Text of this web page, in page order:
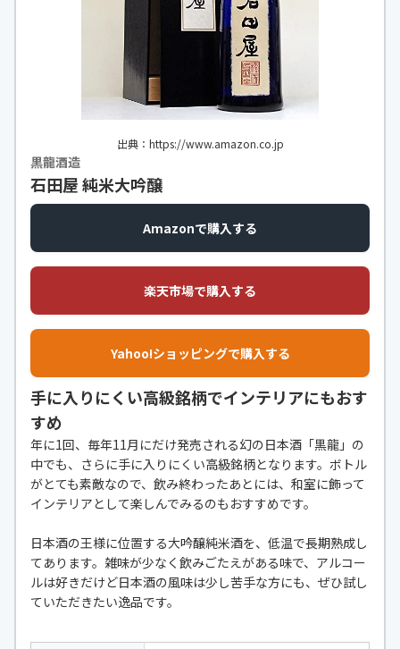
出典：https://www.amazon.co.jp
黒龍酒造
石田屋 純米大吟醸
Amazonで購入する
楽天市場で購入する
Yahoo!ショッピングで購入する
手に入りにくい高級銘柄でインテリアにもおす
すめ
年に1回、毎年11月にだけ発売される幻の日本酒「黒龍」の
中でも、さらに手に入りにくい高級銘柄となります。ボトル
がとても素敵なので、飲み終わったあとには、和室に飾って
インテリアとして楽しんでみるのもおすすめです。
日本酒の王様に位置する大吟醸純米酒を、低温で長期熟成し
てあります。雑味が少なく飲みごたえがある味で、アルコー
ルは好きだけど日本酒の風味は少し苦手な方にも、ぜひ試し
ていただきたい逸品です。